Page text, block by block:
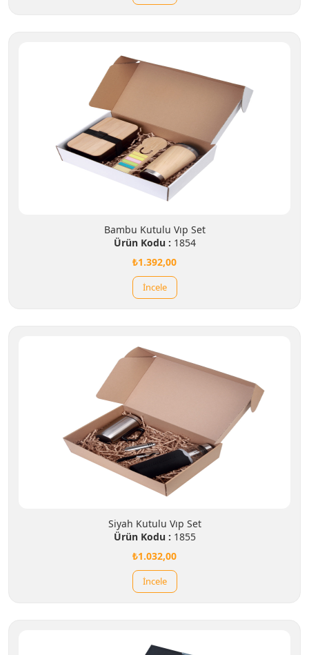
Bambu Kutulu Vıp Set
Ürün Kodu : 1854
₺1.392,00
İncele
Siyah Kutulu Vıp Set
Ürün Kodu : 1855
₺1.032,00
İncele